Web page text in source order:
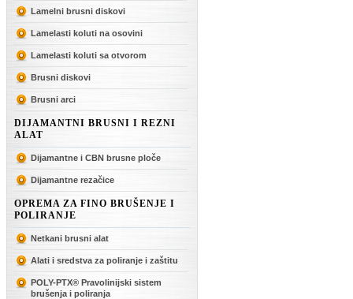
Lamelni brusni diskovi
Lamelasti koluti na osovini
Lamelasti koluti sa otvorom
Brusni diskovi
Brusni arci
DIJAMANTNI BRUSNI I REZNI
ALAT
Dijamantne i CBN brusne ploče
Dijamantne rezačice
OPREMA ZA FINO BRUŠENJE I
POLIRANJE
Netkani brusni alat
Alati i sredstva za poliranje i zaštitu
POLY-PTX® Pravolinijski sistem
brušenja i poliranja